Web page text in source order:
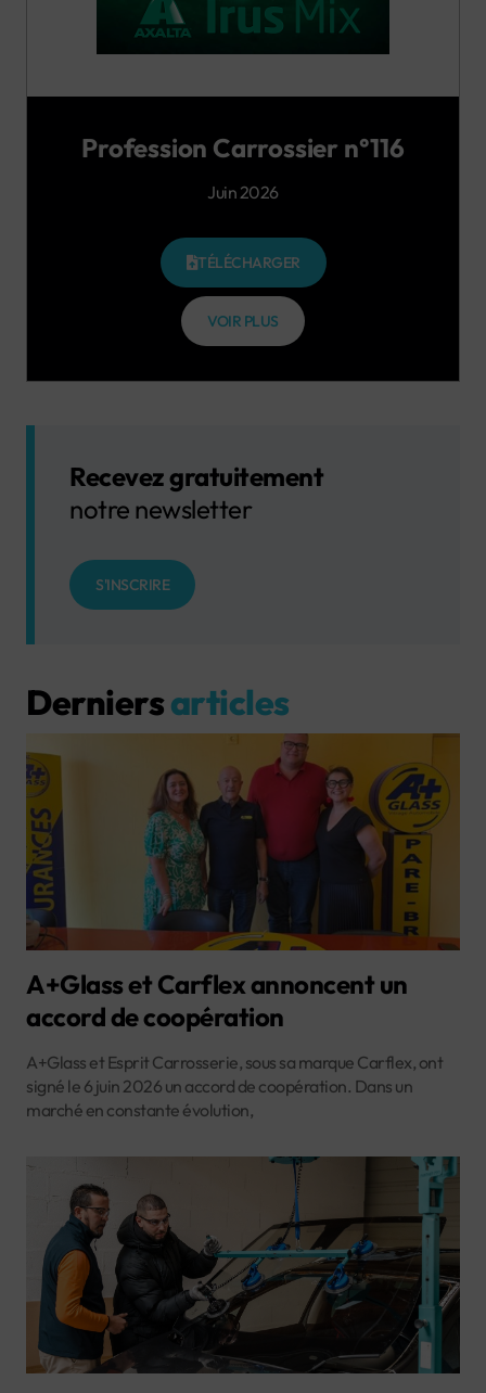
Profession Carrossier n°116
Juin 2026
TÉLÉCHARGER
VOIR PLUS
Recevez gratuitement
notre newsletter
S'INSCRIRE
Derniersarticles
A+Glass et Carflex annoncent un
accord de coopération
A+Glass et Esprit Carrosserie, sous sa marque Carflex, ont
signé le 6 juin 2026 un accord de coopération. Dans un
marché en constante évolution,